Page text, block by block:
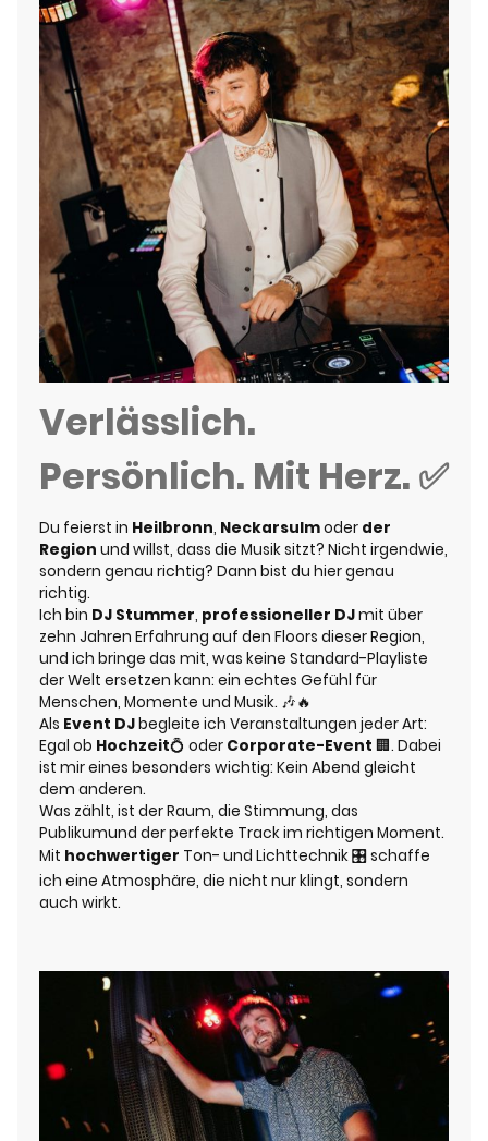
Verlässlich.
Persönlich. Mit Herz. ✅
Du feierst in Heilbronn, Neckarsulmoder der
Region und willst, dass die Musik sitzt? Nicht irgendwie,
sondern genau richtig? Dann bist du hier genau
richtig.
Ich bin DJ Stummer, professioneller DJmit über
zehn Jahren Erfahrung auf den Floors dieser Region,
und ich bringe das mit, was keine Standard-Playliste
der Welt ersetzen kann: ein echtes Gefühl für
Menschen, Momente und Musik. 🎶🔥
Als Event DJbegleite ich Veranstaltungen jeder Art:
Egal ob Hochzeit💍 oder Corporate-Event 🏢. Dabei
ist mir eines besonders wichtig: Kein Abend gleicht
dem anderen.
Was zählt, ist der Raum, die Stimmung, das
Publikumund der perfekte Track im richtigen Moment.
Mit hochwertiger Ton- und Lichttechnik 🎛️ schaffe
ich eine Atmosphäre, die nicht nur klingt, sondern
auch wirkt.